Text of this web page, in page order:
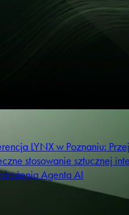
LYNX w Poznaniu:
stosowanie sztucznej
Agenta AI